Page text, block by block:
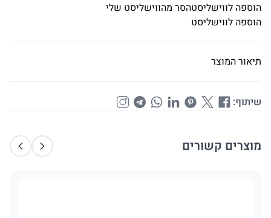
הוספה לווישליסטהסר מהווישליסט שלי
הוספה לווישליסט
תיאור המוצר
שיתוף:
מוצרים קשורים